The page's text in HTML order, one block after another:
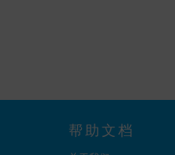
帮助文档